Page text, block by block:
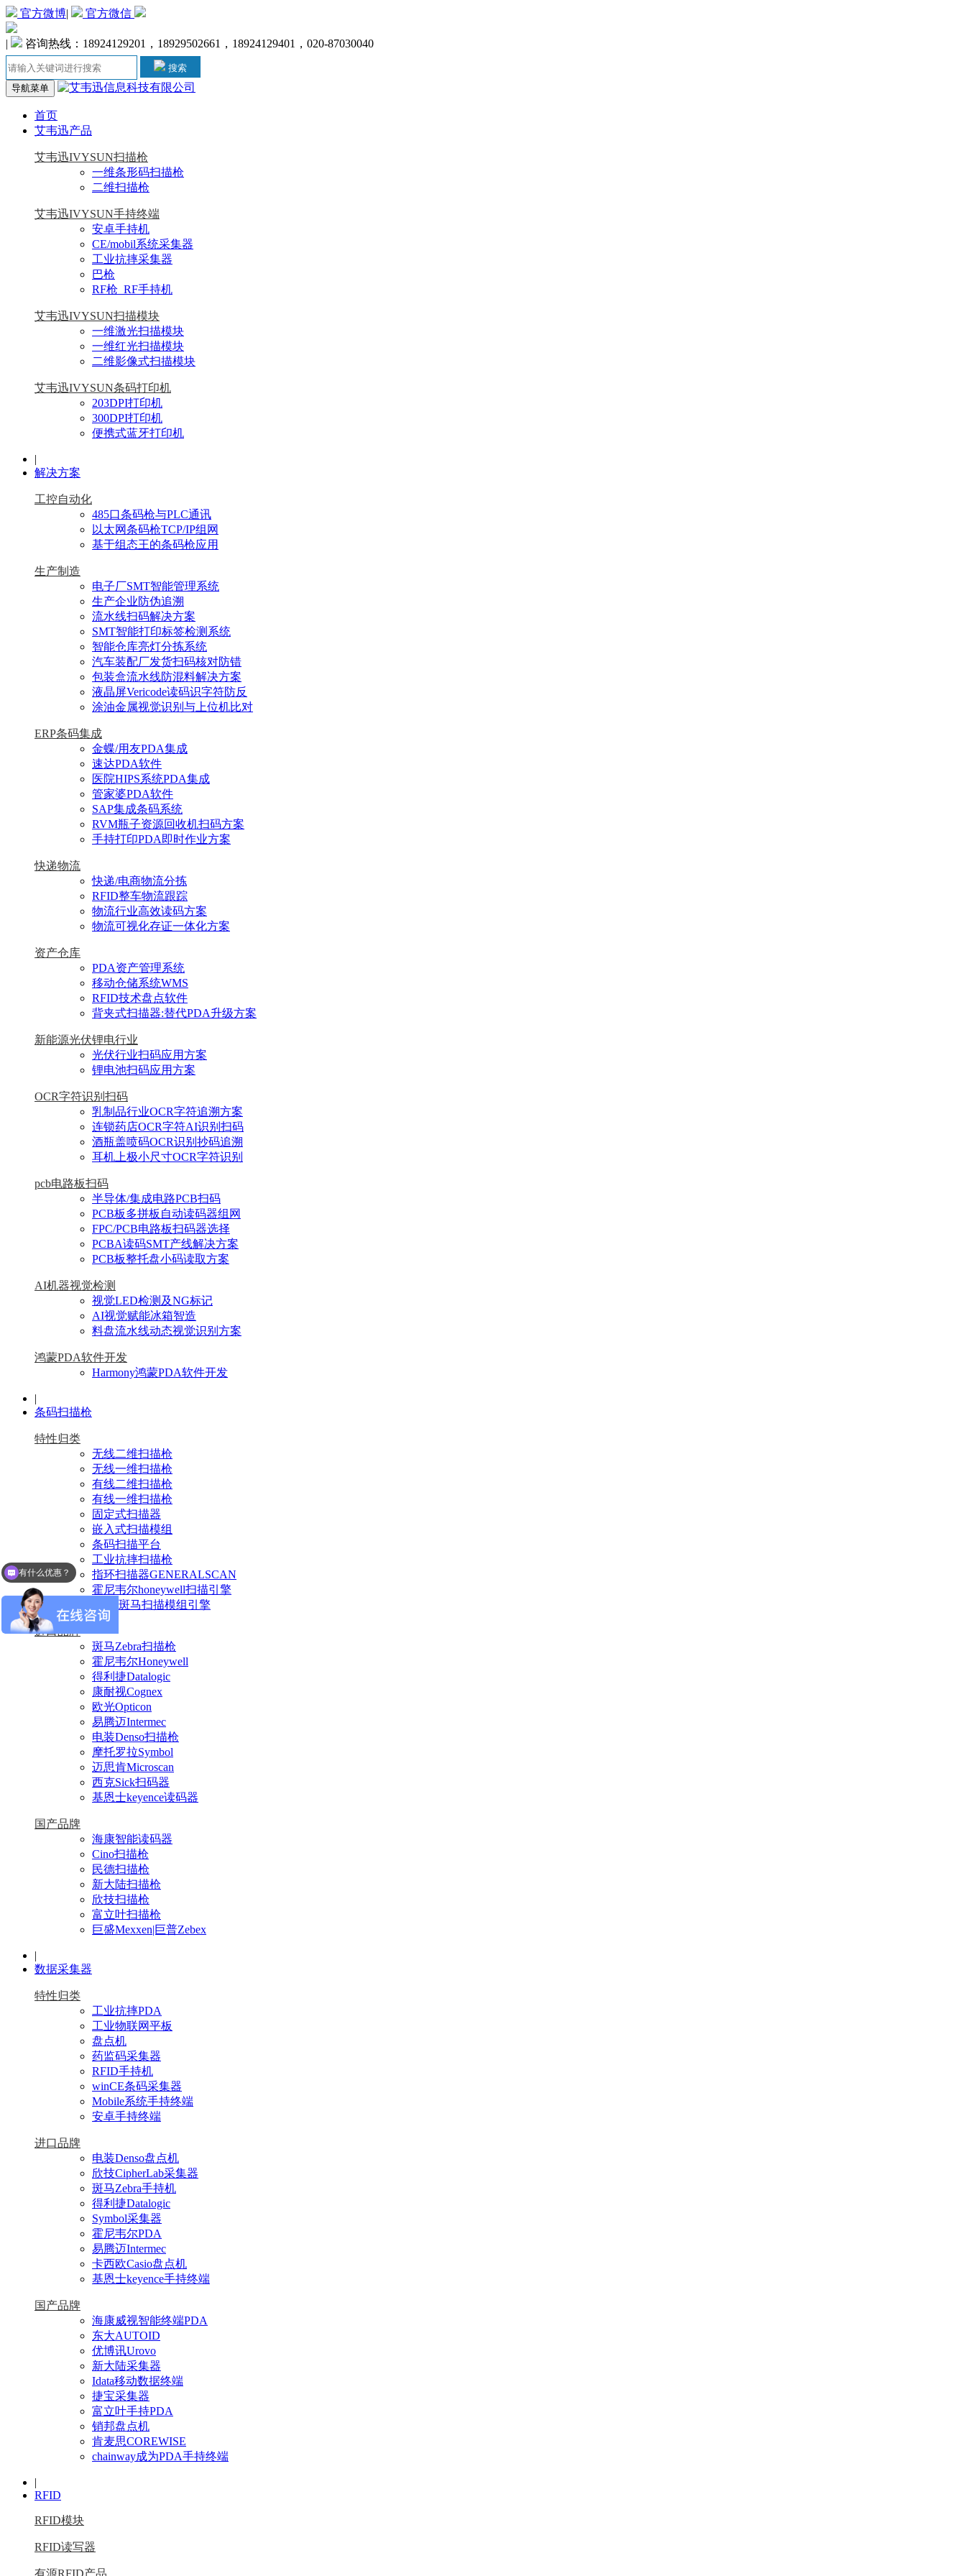
官方微博| 官方微信
| 咨询热线：18924129201，18929502661，18924129401，020-87030040
搜索
导航菜单
首页
艾韦迅产品
艾韦迅IVYSUN扫描枪
一维条形码扫描枪
二维扫描枪
艾韦迅IVYSUN手持终端
安卓手持机
CE/mobil系统采集器
工业抗摔采集器
巴枪
RF枪_RF手持机
艾韦迅IVYSUN扫描模块
一维激光扫描模块
一维红光扫描模块
二维影像式扫描模块
艾韦迅IVYSUN条码打印机
203DPI打印机
300DPI打印机
便携式蓝牙打印机
|
解决方案
工控自动化
485口条码枪与PLC通讯
以太网条码枪TCP/IP组网
基于组态王的条码枪应用
生产制造
电子厂SMT智能管理系统
生产企业防伪追溯
流水线扫码解决方案
SMT智能打印标签检测系统
智能仓库亮灯分拣系统
汽车装配厂发货扫码核对防错
包装盒流水线防混料解决方案
液晶屏Vericode读码识字符防反
涂油金属视觉识别与上位机比对
ERP条码集成
金蝶/用友PDA集成
速达PDA软件
医院HIPS系统PDA集成
管家婆PDA软件
SAP集成条码系统
RVM瓶子资源回收机扫码方案
手持打印PDA即时作业方案
快递物流
快递/电商物流分拣
RFID整车物流跟踪
物流行业高效读码方案
物流可视化存证一体化方案
资产仓库
PDA资产管理系统
移动仓储系统WMS
RFID技术盘点软件
背夹式扫描器:替代PDA升级方案
新能源光伏锂电行业
光伏行业扫码应用方案
锂电池扫码应用方案
OCR字符识别扫码
乳制品行业OCR字符追溯方案
连锁药店OCR字符AI识别扫码
酒瓶盖喷码OCR识别抄码追溯
耳机上极小尺寸OCR字符识别
pcb电路板扫码
半导体/集成电路PCB扫码
PCB板多拼板自动读码器组网
FPC/PCB电路板扫码器选择
PCBA读码SMT产线解决方案
PCB板整托盘小码读取方案
AI机器视觉检测
视觉LED检测及NG标记
AI视觉赋能冰箱智造
料盘流水线动态视觉识别方案
鸿蒙PDA软件开发
Harmony鸿蒙PDA软件开发
|
条码扫描枪
特性归类
无线二维扫描枪
无线一维扫描枪
有线二维扫描枪
有线一维扫描枪
固定式扫描器
嵌入式扫描模组
条码扫描平台
工业抗摔扫描枪
指环扫描器GENERALSCAN
霍尼韦尔honeywell扫描引擎
Zebra斑马扫描模组引擎
进口品牌
斑马Zebra扫描枪
霍尼韦尔Honeywell
得利捷Datalogic
康耐视Cognex
欧光Opticon
易腾迈Intermec
电装Denso扫描枪
摩托罗拉Symbol
迈思肯Microscan
西克Sick扫码器
基恩士keyence读码器
国产品牌
海康智能读码器
Cino扫描枪
民德扫描枪
新大陆扫描枪
欣技扫描枪
富立叶扫描枪
巨盛Mexxen|巨普Zebex
|
数据采集器
特性归类
工业抗摔PDA
工业物联网平板
盘点机
药监码采集器
RFID手持机
winCE条码采集器
Mobile系统手持终端
安卓手持终端
进口品牌
电装Denso盘点机
欣技CipherLab采集器
斑马Zebra手持机
得利捷Datalogic
Symbol采集器
霍尼韦尔PDA
易腾迈Intermec
卡西欧Casio盘点机
基恩士keyence手持终端
国产品牌
海康威视智能终端PDA
东大AUTOID
优博讯Urovo
新大陆采集器
Idata移动数据终端
捷宝采集器
富立叶手持PDA
销邦盘点机
肯麦思COREWISE
chainway成为PDA手持终端
|
RFID
RFID模块
RFID读写器
有源RFID产品
可以介绍下你们的产品么？